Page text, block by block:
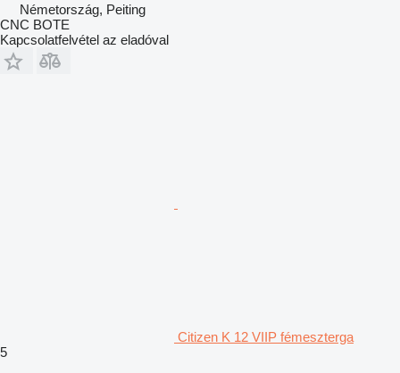
Németország, Peiting
CNC BOTE
Kapcsolatfelvétel az eladóval
Citizen K 12 VIIP fémeszterga
5